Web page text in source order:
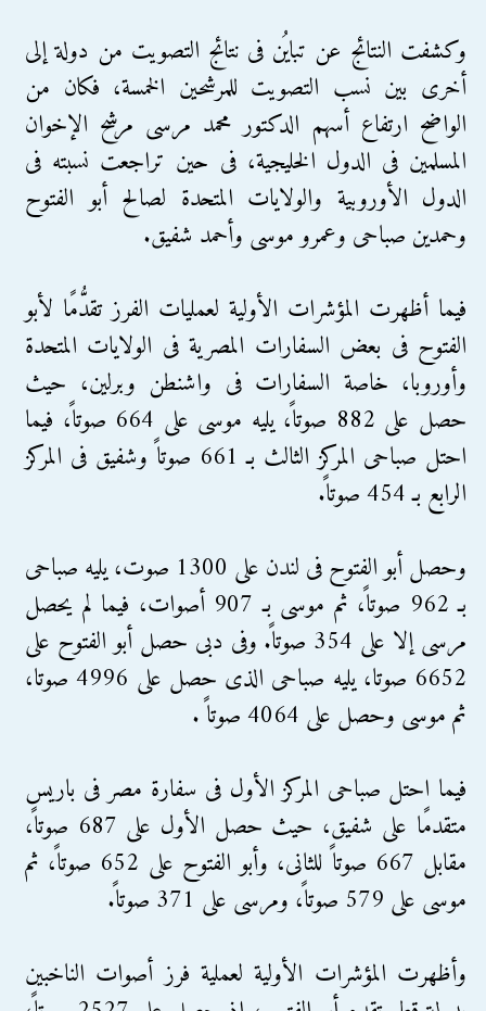
وكشفت النتائج عن تبايُن فى نتائج التصويت من دولة إلى
أخرى بين نسب التصويت للمرشحين الخمسة، فكان من
الواضح ارتفاع أسهم الدكتور محمد مرسى مرشح الإخوان
المسلمين فى الدول الخليجية، فى حين تراجعت نسبته فى
الدول الأوروبية والولايات المتحدة لصالح أبو الفتوح
وحمدين صباحى وعمرو موسى وأحمد شفيق.
فيما أظهرت المؤشرات الأولية لعمليات الفرز تقدُّمًا لأبو
الفتوح فى بعض السفارات المصرية فى الولايات المتحدة
وأوروبا، خاصة السفارات فى واشنطن وبرلين، حيث
حصل على 882 صوتاً، يليه موسى على 664 صوتاً، فيما
احتل صباحى المركز الثالث بـ 661 صوتاً وشفيق فى المركز
الرابع بـ 454 صوتاً.
وحصل أبو الفتوح فى لندن على 1300 صوت، يليه صباحى
بـ 962 صوتاً، ثم موسى بـ 907 أصوات، فيما لم يحصل
مرسى إلا على 354 صوتاً. وفى دبى حصل أبو الفتوح على
6652 صوتا، يليه صباحى الذى حصل على 4996 صوتا،
ثم موسى وحصل على 4064 صوتاً .
فيما احتل صباحى المركز الأول فى سفارة مصر فى باريس
متقدمًا على شفيق، حيث حصل الأول على 687 صوتاً،
مقابل 667 صوتاً للثانى، وأبو الفتوح على 652 صوتاً، ثم
موسى على 579 صوتاً، ومرسى على 371 صوتاً.
وأظهرت المؤشرات الأولية لعملية فرز أصوات الناخبين